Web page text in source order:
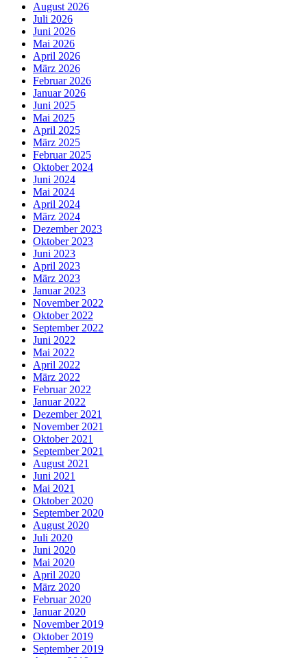
August 2026
Juli 2026
Juni 2026
Mai 2026
April 2026
März 2026
Februar 2026
Januar 2026
Juni 2025
Mai 2025
April 2025
März 2025
Februar 2025
Oktober 2024
Juni 2024
Mai 2024
April 2024
März 2024
Dezember 2023
Oktober 2023
Juni 2023
April 2023
März 2023
Januar 2023
November 2022
Oktober 2022
September 2022
Juni 2022
Mai 2022
April 2022
März 2022
Februar 2022
Januar 2022
Dezember 2021
November 2021
Oktober 2021
September 2021
August 2021
Juni 2021
Mai 2021
Oktober 2020
September 2020
August 2020
Juli 2020
Juni 2020
Mai 2020
April 2020
März 2020
Februar 2020
Januar 2020
November 2019
Oktober 2019
September 2019